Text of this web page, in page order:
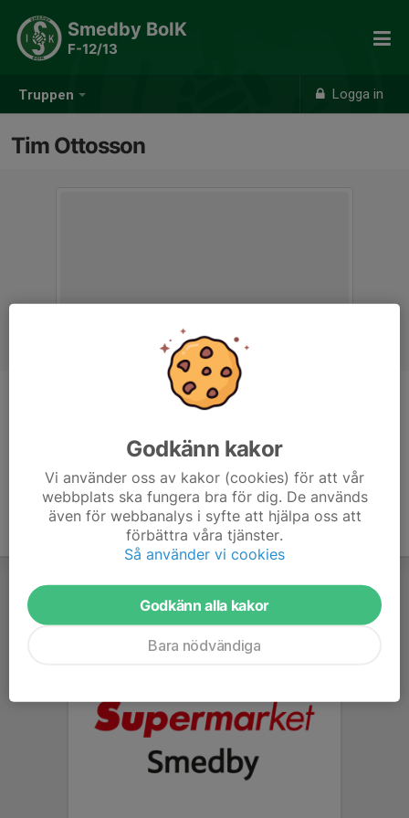
Truppen Logga in
Smedby BoIK
F-12/13
Tim Ottosson
Lagledare
Godkänn kakor
Vi använder oss av kakor (cookies) för att vår
webbplats ska fungera bra för dig. De används
även för webbanalys i syfte att hjälpa oss att
förbättra våra tjänster.
Så använder vi cookies
Godkänn alla kakor
Bara nödvändiga